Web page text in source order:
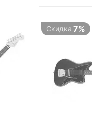
Скидка 7%